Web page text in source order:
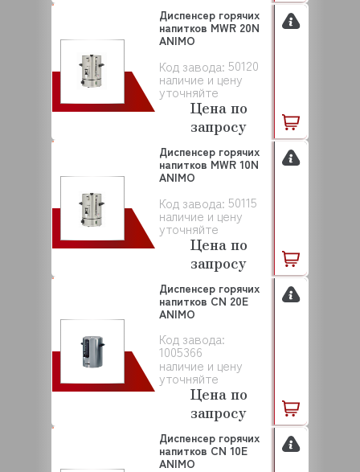
Код завода: 50120
наличие и цену
уточняйте
Диспенсер горячих
напитков MWR 20N
ANIMO
Цена по
запросу
Код завода: 50115
наличие и цену
уточняйте
Диспенсер горячих
напитков MWR 10N
ANIMO
Цена по
запросу
Код завода:
1005366
наличие и цену
уточняйте
Диспенсер горячих
напитков CN 20E
ANIMO
Цена по
запросу
Диспенсер горячих
напитков CN 10E
ANIMO